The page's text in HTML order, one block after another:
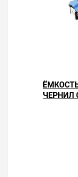
Сброс памперса
контактов
элементов чипа
поможем
ЧЕРНИЛ